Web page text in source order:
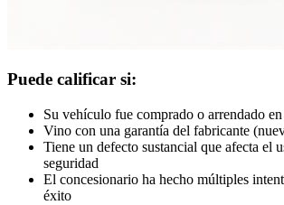
Puede calificar si:
Su vehículo fue comprado o arrendado
Vino con una garantía del fabricante
Tiene un defecto sustancial que afecta el
seguridad
El concesionario ha hecho múltiples
éxito